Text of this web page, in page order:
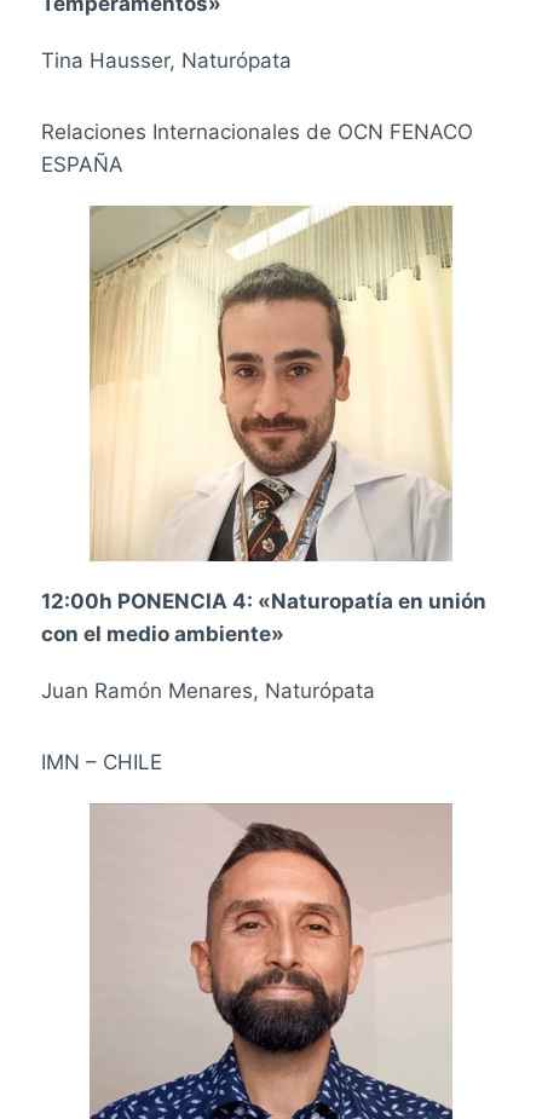
Tina Hausser, Naturópata
Relaciones Internacionales de OCN FENACO
ESPAÑA
12:00h PONENCIA 4: «Naturopatía en unión
con el medio ambiente»
Juan Ramón Menares, Naturópata
IMN – CHILE